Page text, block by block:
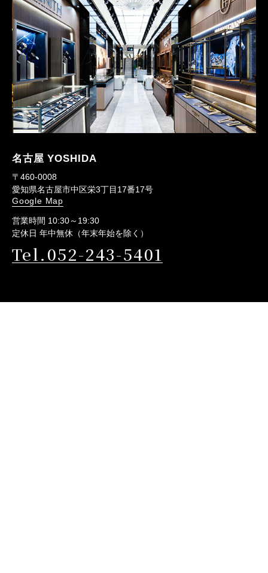
名古屋 YOSHIDA
〒460-0008
愛知県名古屋市中区栄3丁目17番17号
Google Map
営業時間 10:30～19:30
定休日 年中無休（年末年始を除く）
Tel.052-243-5401